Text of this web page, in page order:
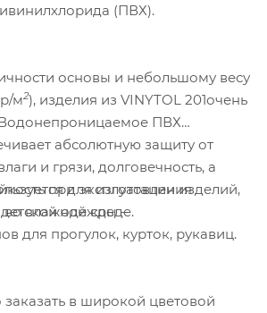
(ПВХ).
основы и небольшому весу
м2), изделия из VINYTOL 201очень
ПВХ
абсолютную защиту от
и грязи, долговечность, а
при эксплуатации изделий,
во влажной среде.
для изготовления
одежды –
для прогулок, курток, рукавиц.
в широкой цветовой